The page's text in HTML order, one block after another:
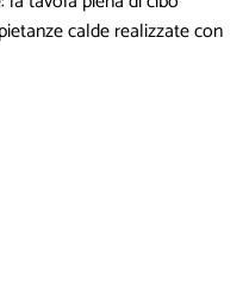
calde realizzate con